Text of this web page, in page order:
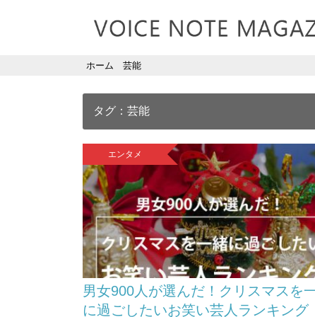
ホーム 芸能
タグ：芸能
エンタメ
男女900人が選んだ！クリスマスを
に過ごしたいお笑い芸人ランキング